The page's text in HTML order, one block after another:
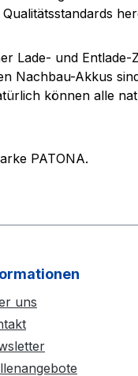
Lade- und Entlade-
Nachbau-Akkus
können alle
PATONA.
uns